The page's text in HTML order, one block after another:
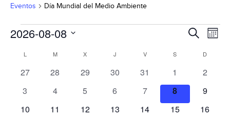
Eventos Día Mundial del Medio Ambiente
Eventos
vistas
Buscar
Mes
2026-08-08
fecha.
Calendario
de
Eventos
L MMARTES X MIÉRCOLES
J VVIERNES S D
0
27
0
28
0
29
0
30
0
eventos
31
0
eventos
1
0
2
0
3
0
4
0
5
0
6
0
eventos
7
0
eventos
8
0
9
0
10
0
11
0
12
0
13
0
14
0
15
0
16